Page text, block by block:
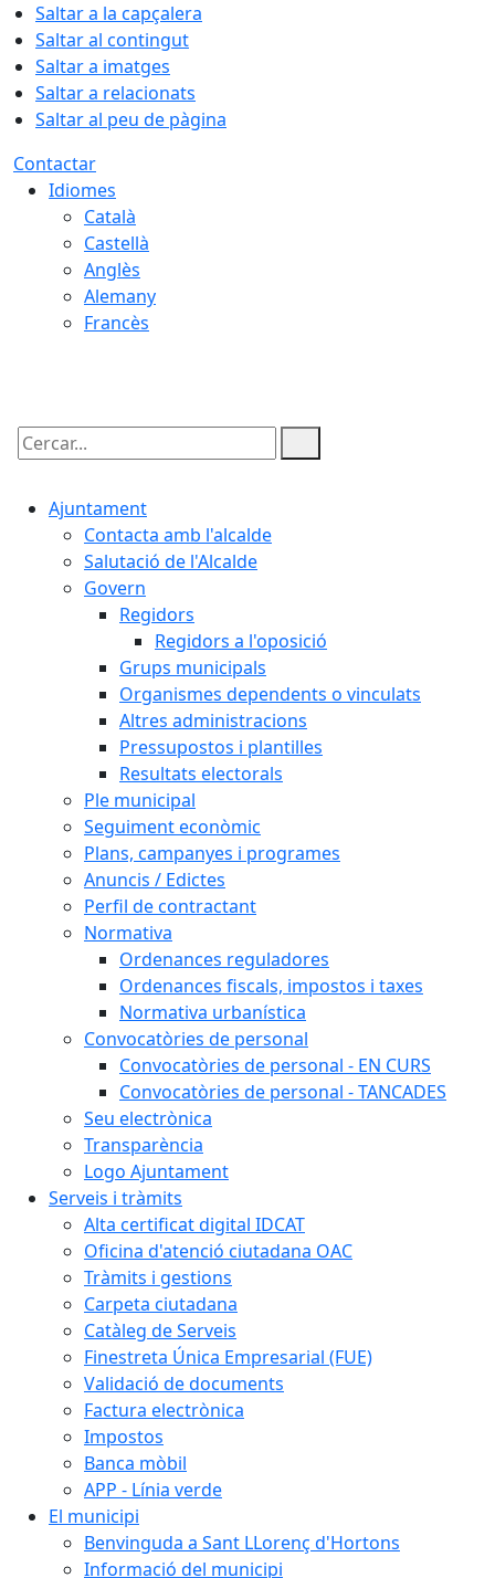
Saltar a la capçalera
Saltar al contingut
Saltar a imatges
Saltar a relacionats
Saltar al peu de pàgina
Contactar
Idiomes
Català
Castellà
Anglès
Alemany
Francès
Cercar:
Ajuntament
Contacta amb l'alcalde
Salutació de l'Alcalde
Govern
Regidors
Regidors a l'oposició
Grups municipals
Organismes dependents o vinculats
Altres administracions
Pressupostos i plantilles
Resultats electorals
Ple municipal
Seguiment econòmic
Plans, campanyes i programes
Anuncis / Edictes
Perfil de contractant
Normativa
Ordenances reguladores
Ordenances fiscals, impostos i taxes
Normativa urbanística
Convocatòries de personal
Convocatòries de personal - EN CURS
Convocatòries de personal - TANCADES
Seu electrònica
Transparència
Logo Ajuntament
Serveis i tràmits
Alta certificat digital IDCAT
Oficina d'atenció ciutadana OAC
Tràmits i gestions
Carpeta ciutadana
Catàleg de Serveis
Finestreta Única Empresarial (FUE)
Validació de documents
Factura electrònica
Impostos
Banca mòbil
APP - Línia verde
El municipi
Benvinguda a Sant LLorenç d'Hortons
Informació del municipi